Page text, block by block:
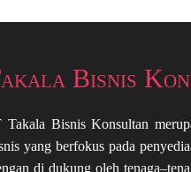
Bisnis
Takala Bisnis Konsultan
yang berfokus pada
di dukung oleh